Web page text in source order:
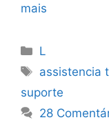
mais
Categorias
L
Tags
assistencia
suporte
28